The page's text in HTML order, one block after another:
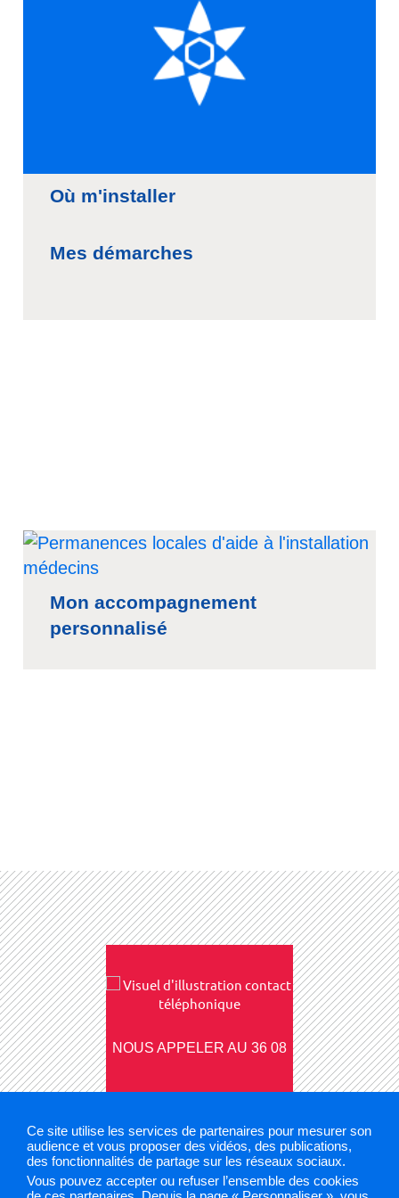
Ce site utilise les services de partenaires pour mesurer son
audience et vous proposer des vidéos, des publications,
des fonctionnalités de partage sur les réseaux sociaux.
Vous pouvez accepter ou refuser l’ensemble des cookies
Où m'installer
Mes démarches
Mon accompagnement
personnalisé
NOUS APPELER AU 36 08
Mentions légales Plan du site Cookies et traceurs